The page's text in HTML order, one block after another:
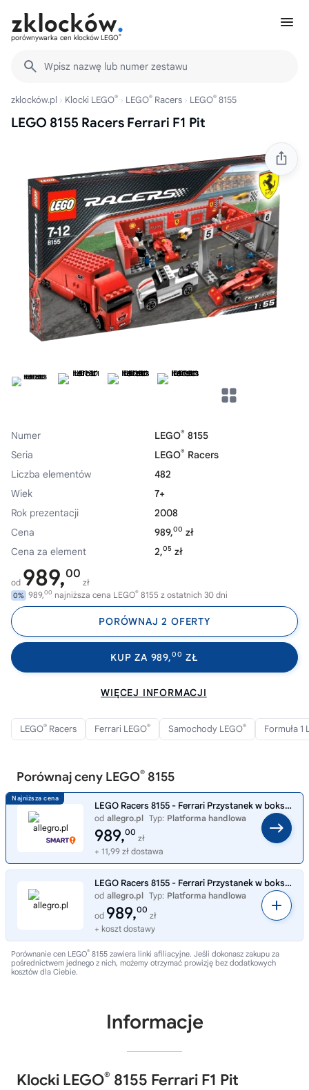
porównywarka cen klocków LEGO®
Wpisz nazwę lub numer zestawu
zklocków.pl Klocki LEGO® LEGO® Racers LEGO® 8155
LEGO 8155 Racers Ferrari F1 Pit
Numer LEGO® 8155
Seria
LEGO® Racers
Liczba elementów
482
Wiek
7+
Rok prezentacji
2008
Cena
989,00 zł
Cena za element
2,05 zł
od 989,00
zł
0% 989,00 najniższa cena LEGO® 8155 z ostatnich 30 dni
PORÓWNAJ 2 OFERTY
KUP ZA 989,00 ZŁ
WIĘCEJ INFORMACJI
LEGO® Racers Ferrari LEGO® Samochody LEGO® Formuła 1
Porównaj ceny LEGO® 8155
LEGO Racers 8155 - Ferrari Przystanek w boksach
od allegro.pl Typ: Platforma handlowa
989,00
zł
+ 11,99 zł dostawa
LEGO Racers 8155 - Ferrari Przystanek w boksach
od allegro.pl Typ: Platforma handlowa
od 989,00
zł
+ koszt dostawy
Porównanie cen LEGO® 8155 zawiera linki afiliacyjne. Jeśli dokonasz zakupu za
pośrednictwem jednego z nich, możemy otrzymać prowizję bez dodatkowych
kosztów dla Ciebie.
Informacje
Klocki LEGO® 8155 Ferrari F1 Pit